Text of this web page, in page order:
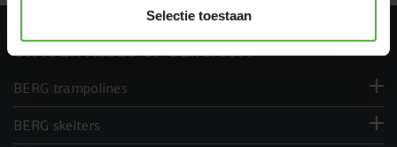
Selectie toestaan
ONTDEK ALLES OP BERG.COM
BERG trampolines
BERG skelters